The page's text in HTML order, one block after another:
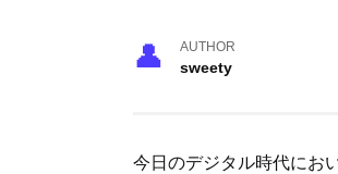
AUTHOR
sweety
今日のデジタル時代にお